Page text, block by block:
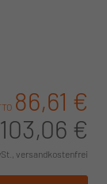
86,61 €
103,06 €
versandkostenfrei